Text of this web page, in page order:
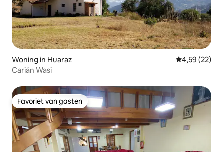
Woning in Huaraz Gemiddelde
4,59 (22)
Carián Wasi
Favoriet van gasten
Favoriet van gasten